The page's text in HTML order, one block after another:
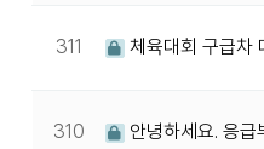
311 체육대회 구급차
310 안녕하세요. 응급